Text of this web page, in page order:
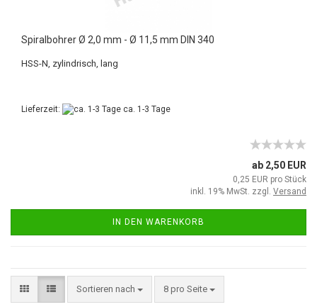
Spiralbohrer Ø 2,0 mm - Ø 11,5 mm DIN 340
HSS-N, zylindrisch, lang
Lieferzeit: ca. 1-3 Tage
ab 2,50 EUR
0,25 EUR pro Stück
inkl. 19% MwSt. zzgl. Versand
IN DEN WARENKORB
Sortieren nach 8 pro Seite